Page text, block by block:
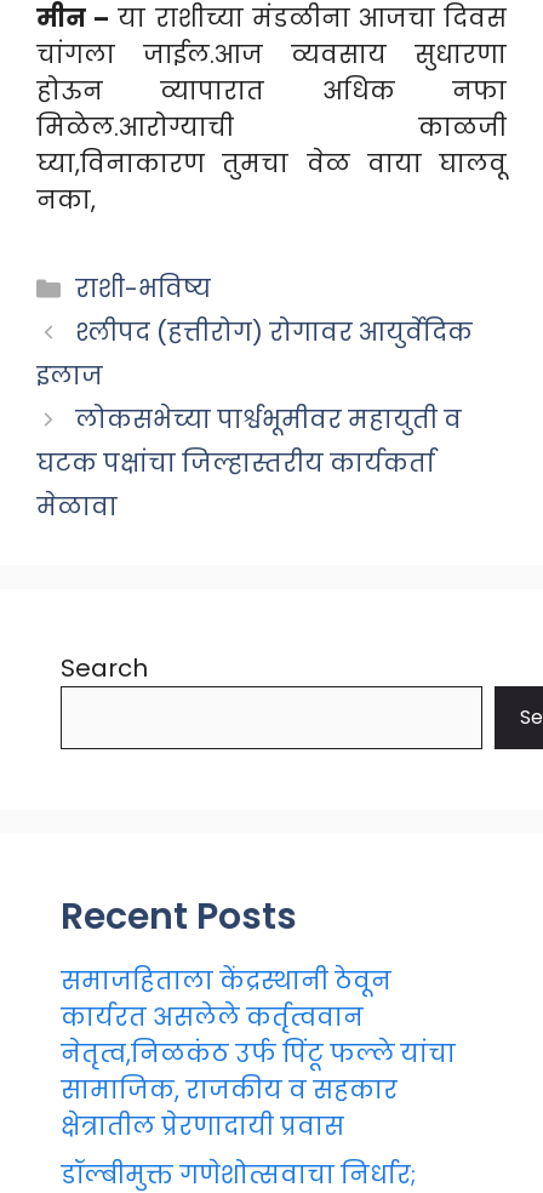
मीन – या राशीच्या मंडळीना आजचा दिवस
चांगला जाईल.आज व्यवसाय सुधारणा
होऊन व्यापारात अधिक नफा
मिळेल.आरोग्याची काळजी
घ्या,विनाकारण तुमचा वेळ वाया घालवू
नका,
Categories
राशी-भविष्य
श्लीपद (हत्तीरोग) रोगावर आयुर्वेदिक
इलाज
लोकसभेच्या पार्श्वभूमीवर महायुती व
घटक पक्षांचा जिल्हास्तरीय कार्यकर्ता
मेळावा
Search
Recent Posts
समाजहिताला केंद्रस्थानी ठेवून
कार्यरत असलेले कर्तृत्ववान
नेतृत्व,निळकंठ उर्फ पिंटू फल्ले यांचा
सामाजिक, राजकीय व सहकार
क्षेत्रातील प्रेरणादायी प्रवास
डॉल्बीमुक्त गणेशोत्सवाचा निर्धार;